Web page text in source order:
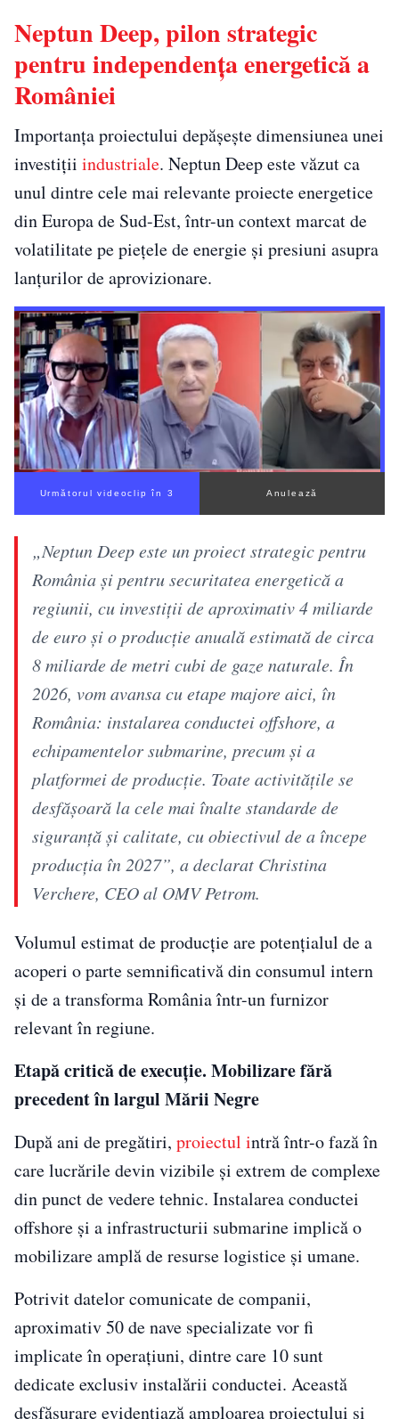
Neptun Deep, pilon strategic
pentru independența energetică a
României
Importanța proiectului depășește dimensiunea unei
investiții industriale. Neptun Deep este văzut ca
unul dintre cele mai relevante proiecte energetice
din Europa de Sud-Est, într-un context marcat de
volatilitate pe piețele de energie și presiuni asupra
lanțurilor de aprovizionare.
Următorul videoclip în 2 Anulează
„Neptun Deep este un proiect strategic pentru
România și pentru securitatea energetică a
regiunii, cu investiții de aproximativ 4 miliarde
de euro și o producție anuală estimată de circa
8 miliarde de metri cubi de gaze naturale. În
2026, vom avansa cu etape majore aici, în
România: instalarea conductei offshore, a
echipamentelor submarine, precum și a
platformei de producție. Toate activitățile se
desfășoară la cele mai înalte standarde de
siguranță și calitate, cu obiectivul de a începe
producția în 2027”, a declarat Christina
Verchere, CEO al OMV Petrom.
Volumul estimat de producție are potențialul de a
acoperi o parte semnificativă din consumul intern
și de a transforma România într-un furnizor
relevant în regiune.
Etapă critică de execuție. Mobilizare fără
precedent în largul Mării Negre
După ani de pregătiri, proiectul intră într-o fază în
care lucrările devin vizibile și extrem de complexe
din punct de vedere tehnic. Instalarea conductei
offshore și a infrastructurii submarine implică o
mobilizare amplă de resurse logistice și umane.
Potrivit datelor comunicate de companii,
aproximativ 50 de nave specializate vor fi
implicate în operațiuni, dintre care 10 sunt
dedicate exclusiv instalării conductei. Această
desfășurare evidențiază amploarea proiectului și